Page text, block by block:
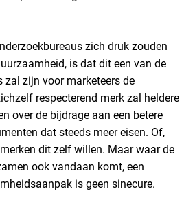
zich druk zouden
is dat dit een van de
zal zijn voor marketeers de
respecterend merk zal heldere
over de bijdrage aan een betere
dat steeds meer eisen. Of,
dit zelf willen. Maar waar de
ook vandaan komt, een
is geen sinecure.